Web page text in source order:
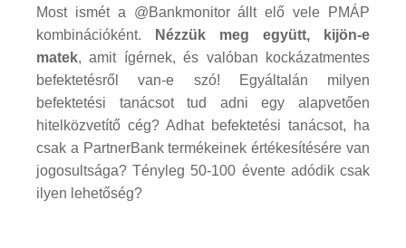
Most ismét a @Bankmonitor állt elő vele PMÁP
kombinációként.
Nézzük meg együtt, kijön-e
matek, amit ígérnek, és valóban kockázatmentes
befektetésről van-e szó! Egyáltalán milyen
befektetési tanácsot tud adni egy alapvetően
hitelközvetítő cég? Adhat befektetési tanácsot, ha
csak a PartnerBank termékeinek értékesítésére van
jogosultsága? Tényleg 50-100 évente adódik csak
ilyen lehetőség?